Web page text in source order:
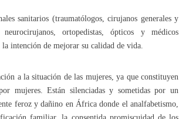
sanitarios (traumatólogos, cirujanos generales y
neurocirujanos, ortopedistas, ópticos y médicos
intención de mejorar su calidad de vida.
a la situación de las mujeres, ya que constituyen
mujeres. Están silenciadas y sometidas por un
feroz y dañino en África donde el analfabetismo,